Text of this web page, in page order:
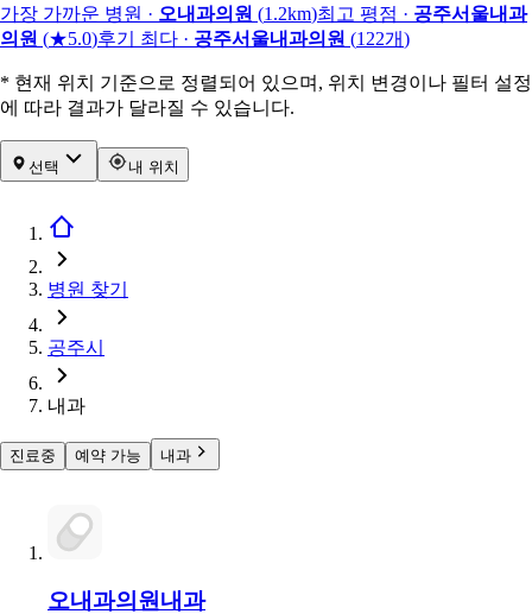
가장 가까운 병원 · 오내과의원 (1.2km)최고 평점 · 공주서울내과
의원 (★5.0)후기 최다 · 공주서울내과의원 (122개)
* 현재 위치 기준으로 정렬되어 있으며, 위치 변경이나 필터 설정
에 따라 결과가 달라질 수 있습니다.
선택 내 위치
병원 찾기
공주시
내과
진료중 예약 가능 내과
오내과의원내과